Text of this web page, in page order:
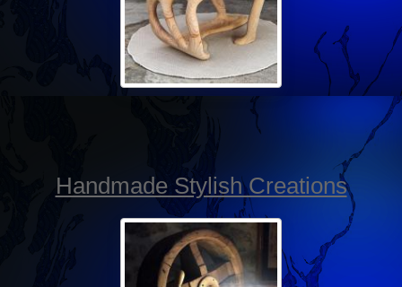
Handmade Stylish Creations